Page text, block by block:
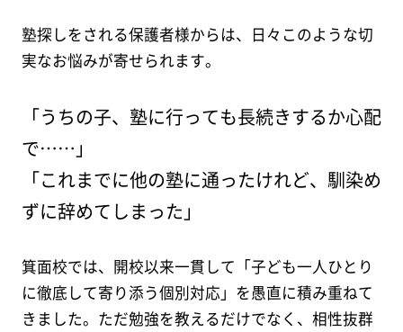
塾探しをされる保護者様からは、日々このような切
実なお悩みが寄せられます。
「うちの子、塾に行っても長続きするか心配
で……」
「これまでに他の塾に通ったけれど、馴染め
ずに辞めてしまった」
箕面校では、開校以来一貫して「子ども一人ひとり
に徹底して寄り添う個別対応」を愚直に積み重ねて
きました。ただ勉強を教えるだけでなく、相性抜群